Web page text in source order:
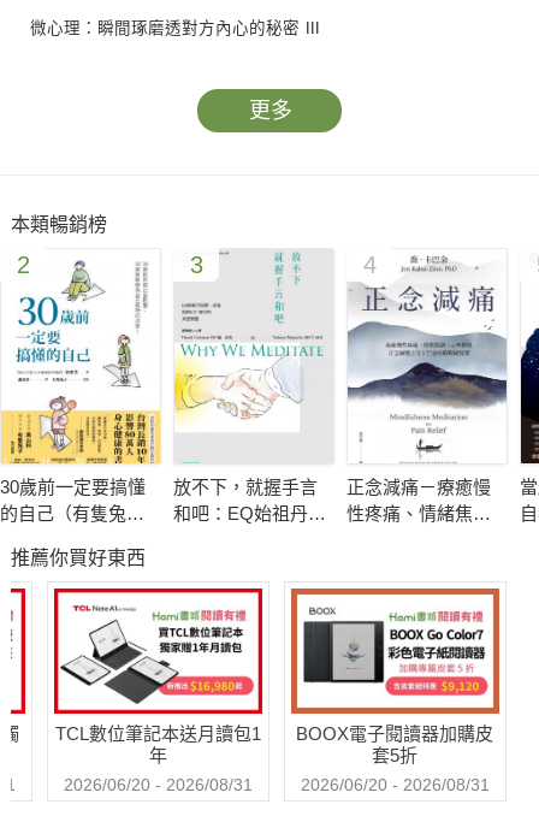
微心理：瞬間琢磨透對方內心的秘密 Ⅲ
更多
本類暢銷榜
2
30歲前一定要搞懂
的自己（有隻兔子
3
放不下，就握手言
和吧：EQ始祖丹尼
4
正念減痛－療癒慢
性疼痛、情緒焦
的靜觀練習課
推薦你買好東西
TCL數位筆記本送月讀包1
年
2026/06/20 - 2026/08/31
BOOX電子閱讀器加購皮
套5折
2026/06/20 - 2026/08/31